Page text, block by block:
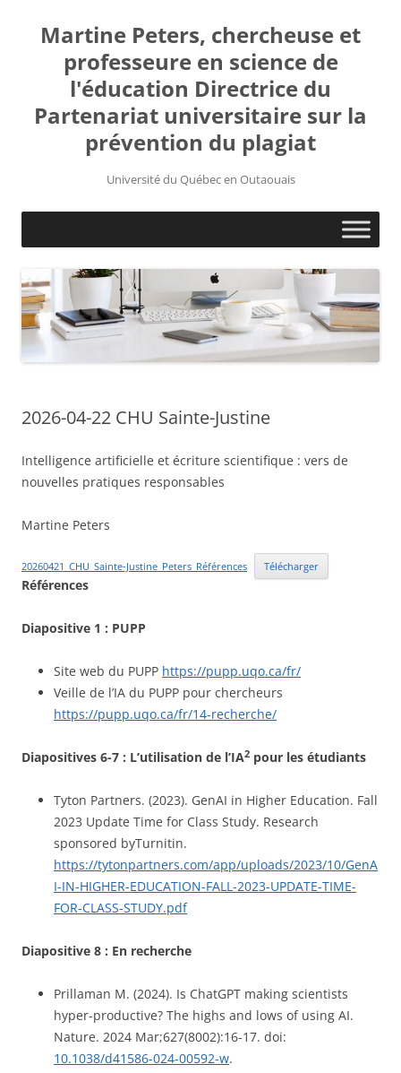
Martine Peters, chercheuse et
professeure en science de
l'éducation Directrice du
Partenariat universitaire sur la
prévention du plagiat
Université du Québec en Outaouais
Aller
2026-04-22 CHU Sainte-Justine
Intelligence artificielle et écriture scientifique : vers de
nouvelles pratiques responsables
Martine Peters
20260421_CHU_Sainte-Justine_Peters_Références Télécharger
Références
Diapositive 1 : PUPP
Site web du PUPP https://pupp.uqo.ca/fr/
Veille de l’IA du PUPP pour chercheurs
https://pupp.uqo.ca/fr/14-recherche/
Diapositives 6-7 : L’utilisation de l’IA2 pour les étudiants
Tyton Partners. (2023). GenAI in Higher Education. Fall
2023 Update Time for Class Study. Research
sponsored byTurnitin.
https://tytonpartners.com/app/uploads/2023/10/GenA
I-IN-HIGHER-EDUCATION-FALL-2023-UPDATE-TIME-
FOR-CLASS-STUDY.pdf
Diapositive 8 : En recherche
Prillaman M. (2024). Is ChatGPT making scientists
hyper-productive? The highs and lows of using AI.
Nature. 2024 Mar;627(8002):16-17. doi:
10.1038/d41586-024-00592-w.